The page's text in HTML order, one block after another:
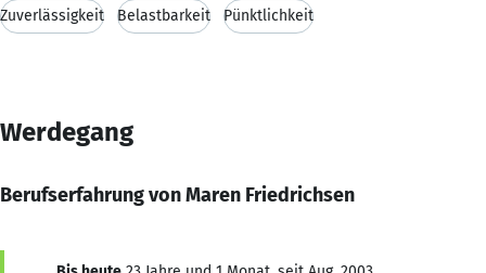
Zuverlässigkeit Belastbarkeit Pünktlichkeit
Werdegang
Berufserfahrung von Maren Friedrichsen